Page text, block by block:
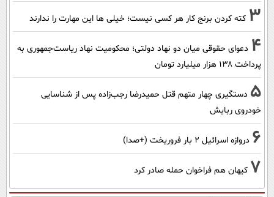
3 کته کردن برنج کار هر کسی نیست؛ خیلی ها این مهارت را ندارند
4 دعوای حقوقی میان دو نهاد دولتی؛ محکومیت نهاد ریاست‌جمهوری به
پرداخت ۱۳۸ هزار میلیارد تومان
5 دستگیری چهار متهم قتل حمیدرضا رجب‌زاده پس از شناسایی
خودروی ربایش
6 دروازه اسرائیل ۲ بار فروریخت (+صدا)
7 کیهان هم فراخوان حمله صادر کرد